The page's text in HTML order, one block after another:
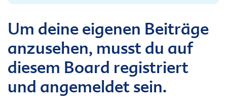
Um deine eigenen Beiträge
anzusehen, musst du auf
diesem Board registriert
und angemeldet sein.